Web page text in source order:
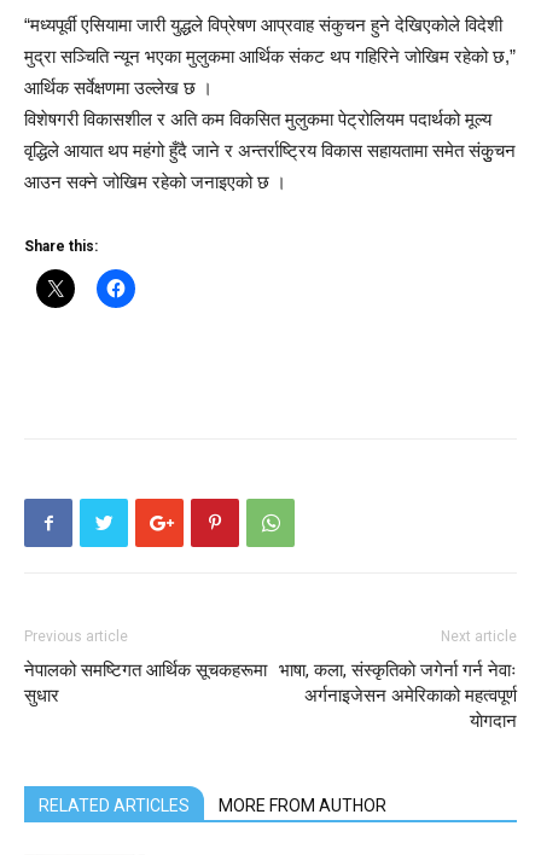
“मध्यपूर्वी एसियामा जारी युद्धले विप्रेषण आप्रवाह संकुचन हुने देखिएकोले विदेशी
मुद्रा सञ्चिति न्यून भएका मुलुकमा आर्थिक संकट थप गहिरिने जोखिम रहेको छ,”
आर्थिक सर्वेक्षणमा उल्लेख छ ।
विशेषगरी विकासशील र अति कम विकसित मुलुकमा पेट्रोलियम पदार्थको मूल्य
वृद्धिले आयात थप महंगो हुँदै जाने र अन्तर्राष्ट्रिय विकास सहायतामा समेत संकुुचन
आउन सक्ने जोखिम रहेको जनाइएको छ ।
Share this:
Previous article
नेपालको समष्टिगत आर्थिक सूचकहरूमा
सुधार
Next article
भाषा, कला, संस्कृतिकाे जगेर्ना गर्न नेवाः
अर्गनाइजेसन अमेरिकाको महत्वपूर्ण
याेगदान
RELATED ARTICLES MORE FROM AUTHOR